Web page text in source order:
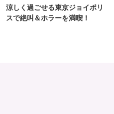
涼しく過ごせる東京ジョイポリ
スで絶叫＆ホラーを満喫！